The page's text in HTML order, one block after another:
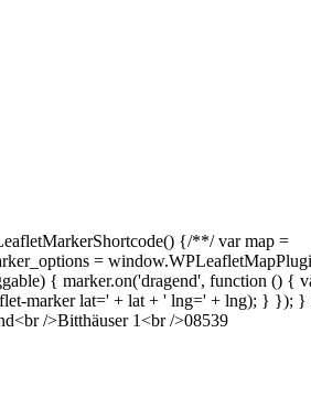
{/**/ var map =
=
{ marker.on('dragend', function () {
marker lat=' + lat + ' lng=' + lng); } }); }
/>Bitthäuser 1<br />08539